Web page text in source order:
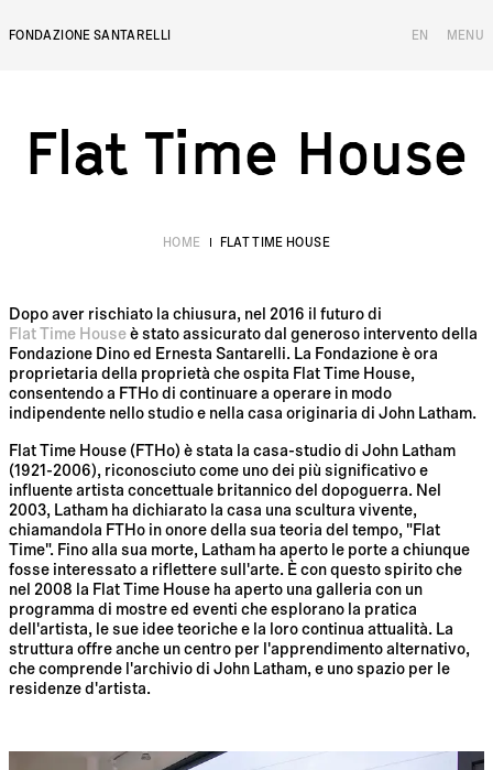
FONDAZIONE SANTARELLI EN MENU
Flat Time House
Flat Time House
HOME FLAT TIME HOUSE
Dopo aver rischiato la chiusura, nel 2016 il futuro di
Flat Time Houseè stato assicurato dal generoso intervento della
Fondazione Dino ed Ernesta Santarelli. La Fondazione è ora
proprietaria della proprietà che ospita Flat Time House,
consentendo a FTHo di continuare a operare in modo
indipendente nello studio e nella casa originaria di John Latham.
Flat Time House (FTHo) è stata la casa-studio di John Latham
(1921-2006), riconosciuto come uno dei più significativo e
influente artista concettuale britannico del dopoguerra. Nel
2003, Latham ha dichiarato la casa una scultura vivente,
chiamandola FTHo in onore della sua teoria del tempo, "Flat
Time". Fino alla sua morte, Latham ha aperto le porte a chiunque
fosse interessato a riflettere sull'arte. È con questo spirito che
nel 2008 la Flat Time House ha aperto una galleria con un
programma di mostre ed eventi che esplorano la pratica
dell'artista, le sue idee teoriche e la loro continua attualità. La
struttura offre anche un centro per l'apprendimento alternativo,
che comprende l'archivio di John Latham, e uno spazio per le
residenze d'artista.